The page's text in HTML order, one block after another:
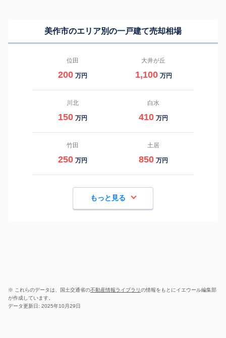
美作市のエリア別の一戸建て売却相場
位田
200 万円
大井が丘
1,100 万円
川北
150 万円
白水
410 万円
竹田
250 万円
土居
850 万円
もっと見る
※ これらのデータは、国土交通省の不動産情報ライブラリの情報をもとにイエウール編集部
が作成しています。
データ更新日: 2025年10月29日